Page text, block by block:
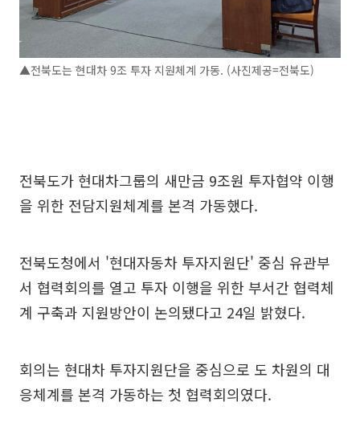
▲전북도는 현대차 9조 투자 지원체계 가동. (사진제공=전북도)
전북도가 현대차그룹의 새만금 9조원 투자협약 이행
을 위한 전담지원체계를 본격 가동했다.
전북도청에서 '현대자동차 투자지원단' 중심 유관부
서 협력회의를 열고 투자 이행을 위한 부서간 협력체
계 구축과 지원방안이 논의됐다고 24일 밝혔다.
회의는 현대차 투자지원단을 중심으로 도 차원의 대
응체계를 본격 가동하는 첫 협력회의였다.